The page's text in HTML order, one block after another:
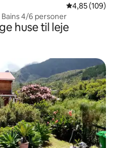
4,85 ud af 5 i
4,85 (109)
Bains 4/6 personer
huse til leje